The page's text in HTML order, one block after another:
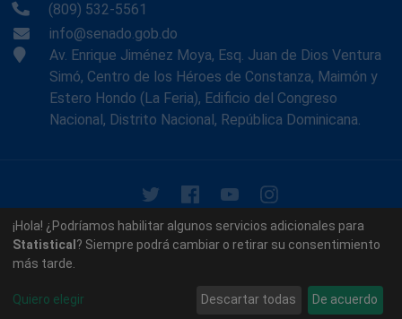
(809) 532-5561
info@senado.gob.do
Av. Enrique Jiménez Moya, Esq. Juan de Dios Ventura
Simó, Centro de los Héroes de Constanza, Maimón y
Estero Hondo (La Feria), Edificio del Congreso
Nacional, Distrito Nacional, República Dominicana.
© 2026 - Memoria Histórica del Senado de la República
Dominicana. Todos los derechos reservados.
¡Hola! ¿Podríamos habilitar algunos servicios adicionales para
Statistical ? Siempre podrá cambiar o retirar su consentimiento
más tarde.
Quiero elegir Descartar todas De acuerdo